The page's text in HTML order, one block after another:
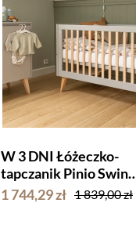
W 3 DNI Łóżeczko-
tapczanik Pinio Swing
140x70 szare
1 744,29 zł 1 839,00 zł